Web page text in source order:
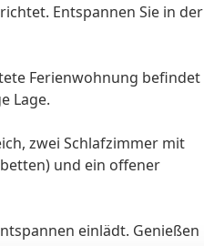
Entspannen Sie in der
Ferienwohnung befindet
Lage.
zwei Schlafzimmer mit
und ein offener
einlädt. Genießen